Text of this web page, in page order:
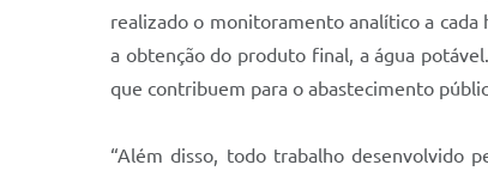
realizado o monitoramento analítico a
a obtenção do produto final, a água
que contribuem para o abastecimento
“Além disso, todo trabalho desenvolvido